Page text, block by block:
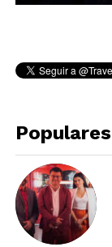
Populares